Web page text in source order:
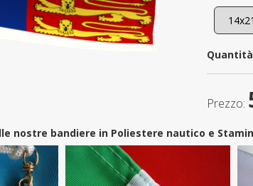
Prezzo:
nostre bandiere in Poliestere nautico e